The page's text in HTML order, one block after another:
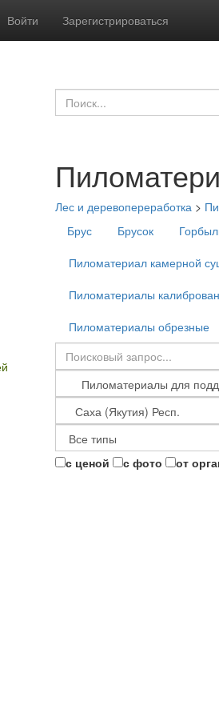
Войти Зарегистрироваться
Лес и деревопереработка >
Брус
Брусок
Пиломатериал камерной
Пиломатериалы
Пиломатериалы обрезные
с ценой с фото от